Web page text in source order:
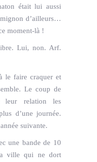
était lui aussi
d’ailleurs…
moment-là !
Lui, non. Arf.
le faire craquer et
Le coup de
leur relation les
d’une journée.
suivante.
une bande de 10
ville qui ne dort